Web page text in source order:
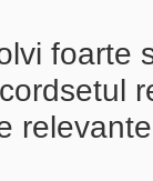
foarte